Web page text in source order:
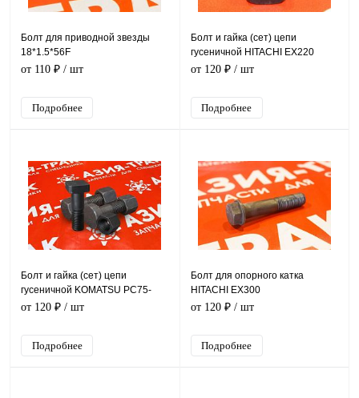
Болт для приводной звезды
18*1.5*56F
от 110 ₽ / шт
Подробнее
Болт и гайка (сет) цепи
гусеничной HITACHI EX220
от 120 ₽/ шт
Подробнее
Болт и гайка (сет) цепи
гусеничной KOMATSU PC75-
UU2
от 120 ₽ / шт
Подробнее
Болт для опорного катка
HITACHI EX300
от 120 ₽/ шт
Подробнее